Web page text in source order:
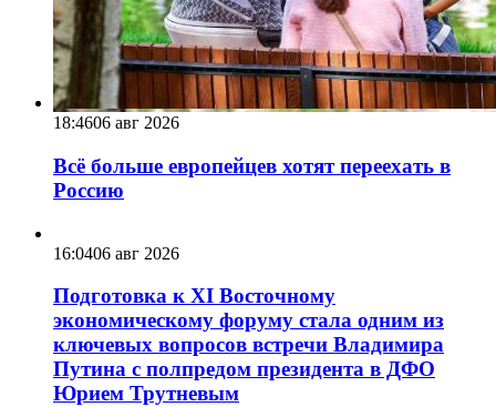
18:4606 авг 2026
Всё больше европейцев хотят переехать в
Россию
16:0406 авг 2026
Подготовка к XI Восточному
экономическому форуму стала одним из
ключевых вопросов встречи Владимира
Путина с полпредом президента в ДФО
Юрием Трутневым